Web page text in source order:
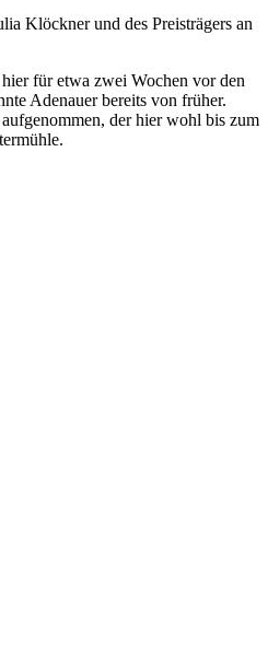
Klöckner und des Preisträgers an
für etwa zwei Wochen vor den
Adenauer bereits von früher.
der hier wohl bis zum